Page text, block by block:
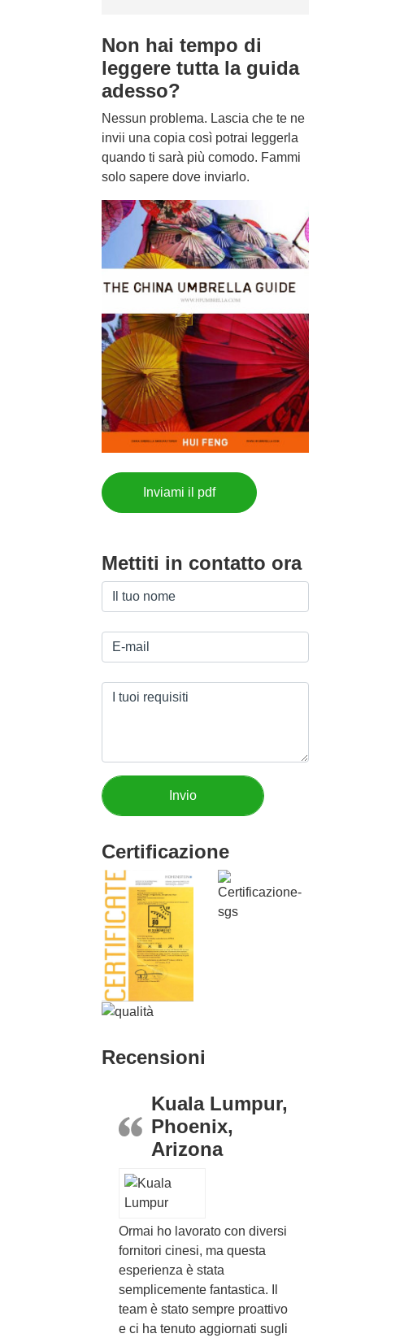
Non hai tempo di
leggere tutta la guida
adesso?
Nessun problema. Lascia che te ne
invii una copia così potrai leggerla
quando ti sarà più comodo. Fammi
solo sapere dove inviarlo.
Inviami il pdf
Mettiti in contatto ora
Certificazione
Recensioni
Kuala Lumpur,
Phoenix,
Arizona
Ormai ho lavorato con diversi
fornitori cinesi, ma questa
esperienza è stata
semplicemente fantastica. Il
team è stato sempre proattivo
e ci ha tenuto aggiornati sugli